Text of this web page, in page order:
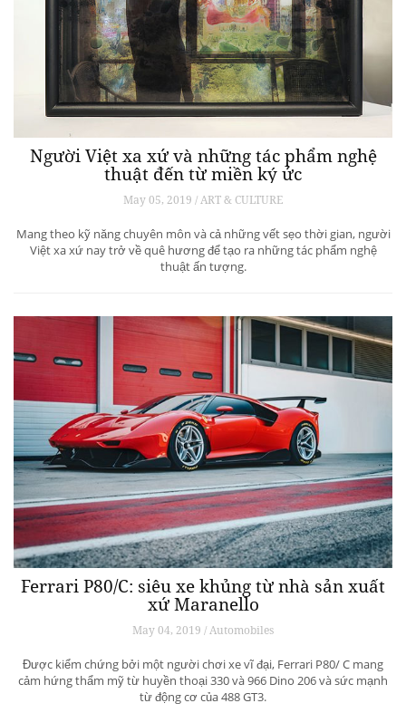
Người Việt xa xứ và những tác phẩm nghệ
thuật đến từ miền ký ức
May 05, 2019 / ART & CULTURE
Mang theo kỹ năng chuyên môn và cả những vết sẹo thời gian, người
Việt xa xứ nay trở về quê hương để tạo ra những tác phẩm nghệ
thuật ấn tượng.
Ferrari P80/C: siêu xe khủng từ ​​nhà sản xuất
xứ Maranello
May 04, 2019 / Automobiles
Được kiểm chứng bởi một người chơi xe vĩ đại, Ferrari P80/ C mang
cảm hứng thẩm mỹ từ huyền thoại 330 và 966 Dino 206 và sức mạnh
từ động cơ của 488 GT3.